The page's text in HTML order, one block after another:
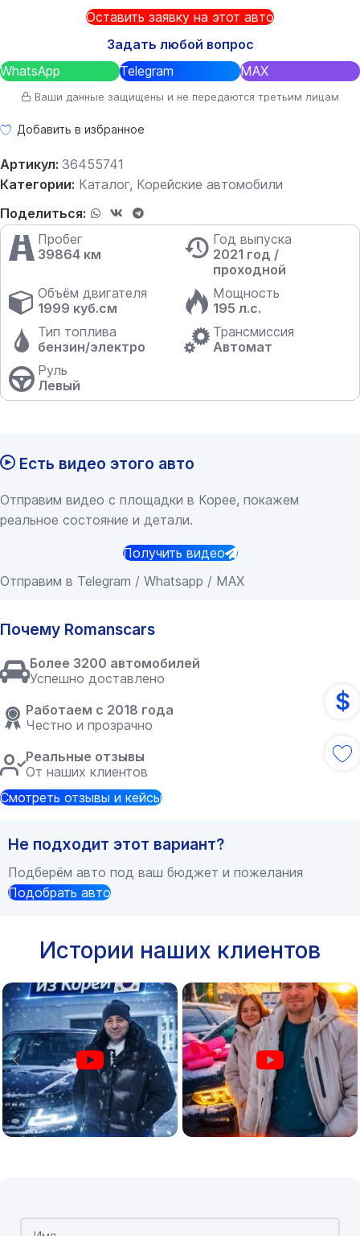
Оставить заявку на этот авто
Задать любой вопрос
WhatsApp
Telegram MAX
Ваши данные защищены и не передаются третьим лицам
Добавить в избранное
Артикул: 36455741
Категории: Каталог, Корейские автомобили
Поделиться:
Пробег
39864 км
Год выпуска
2021 год /
проходной
Объём двигателя
1999 куб.см
Мощность
195 л.с.
Тип топлива
бензин/электро
Трансмиссия
Автомат
Руль
Левый
Есть видео этого авто
Отправим видео с площадки в Корее, покажем
реальное состояние и детали.
Получить видео
Отправим в Telegram / Whatsapp / MAX
Почему Romanscars
Более 3200 автомобилей
Успешно доставлено
Работаем с 2018 года
Честно и прозрачно
Реальные отзывы
От наших клиентов
Смотреть отзывы и кейсы
Не подходит этот вариант?
Подберём авто под ваш бюджет и пожелания
Подобрать авто
Истории наших клиентов
$